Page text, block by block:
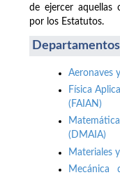
de ejercer aquellas
por los Estatutos.
Departamentos
Aeronaves
Física
(FAIAN)
(DMAIA)
Materiales
Mecánica